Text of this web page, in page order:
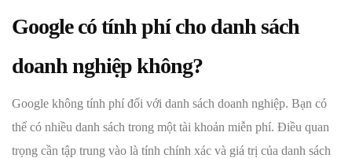
Google có tính phí cho danh sách
doanh nghiệp không?
Google không tính phí đối với danh sách doanh nghiệp. Bạn có
thể có nhiều danh sách trong một tài khoản miễn phí. Điều quan
trọng cần tập trung vào là tính chính xác và giá trị của danh sách